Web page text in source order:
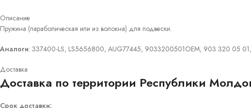
Описание
Пружина (параболическая или из волокна) для подвески.
Аналоги: 337400-LS, LS5656800, AUG77445, 9033200501OEM, 903 320 05
Доставка
Доставка по территории Республики
Срок доставки: